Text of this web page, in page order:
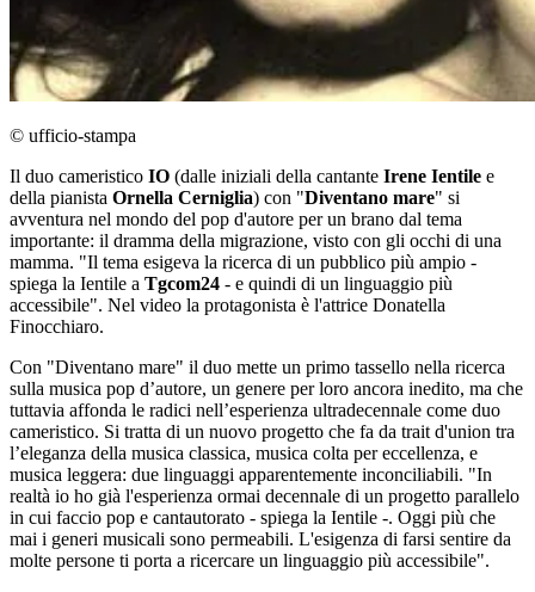
© ufficio-stampa
Il duo cameristico IO (dalle iniziali della cantante Irene Ientile e
della pianista Ornella Cerniglia) con "Diventano mare" si
avventura nel mondo del pop d'autore per un brano dal tema
importante: il dramma della migrazione, visto con gli occhi di una
mamma. "Il tema esigeva la ricerca di un pubblico più ampio -
spiega la Ientile a Tgcom24 - e quindi di un linguaggio più
accessibile". Nel video la protagonista è l'attrice Donatella
Finocchiaro.
Con "Diventano mare" il duo mette un primo tassello nella ricerca
sulla musica pop d’autore, un genere per loro ancora inedito, ma che
tuttavia affonda le radici nell’esperienza ultradecennale come duo
cameristico. Si tratta di un nuovo progetto che fa da trait d'union tra
l’eleganza della musica classica, musica colta per eccellenza, e
musica leggera: due linguaggi apparentemente inconciliabili. "In
realtà io ho già l'esperienza ormai decennale di un progetto parallelo
in cui faccio pop e cantautorato - spiega la Ientile -. Oggi più che
mai i generi musicali sono permeabili. L'esigenza di farsi sentire da
molte persone ti porta a ricercare un linguaggio più accessibile".